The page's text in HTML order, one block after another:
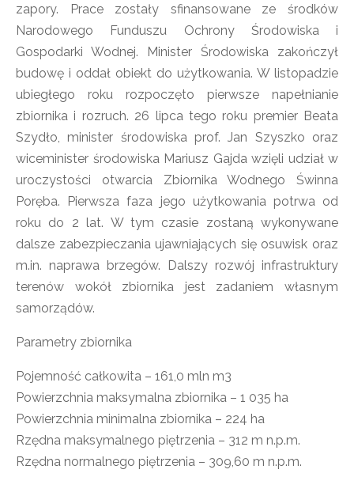
zapory. Prace zostały sfinansowane ze środków
Narodowego Funduszu Ochrony Środowiska i
Gospodarki Wodnej. Minister Środowiska zakończył
budowę i oddał obiekt do użytkowania. W listopadzie
ubiegłego roku rozpoczęto pierwsze napełnianie
zbiornika i rozruch. 26 lipca tego roku premier Beata
Szydło, minister środowiska prof. Jan Szyszko oraz
wiceminister środowiska Mariusz Gajda wzięli udział w
uroczystości otwarcia Zbiornika Wodnego Świnna
Poręba. Pierwsza faza jego użytkowania potrwa od
roku do 2 lat. W tym czasie zostaną wykonywane
dalsze zabezpieczania ujawniających się osuwisk oraz
m.in. naprawa brzegów. Dalszy rozwój infrastruktury
terenów wokół zbiornika jest zadaniem własnym
samorządów.
Parametry zbiornika
Pojemność całkowita – 161,0 mln m3
Powierzchnia maksymalna zbiornika – 1 035 ha
Powierzchnia minimalna zbiornika – 224 ha
Rzędna maksymalnego piętrzenia – 312 m n.p.m.
Rzędna normalnego piętrzenia – 309,60 m n.p.m.